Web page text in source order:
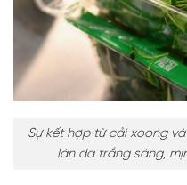
Sự kết hợp từ cải xoong
làn da trắng sáng,